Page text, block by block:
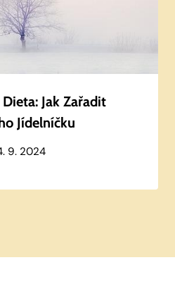
Jak Zařadit
Jídelníčku
9. 2024